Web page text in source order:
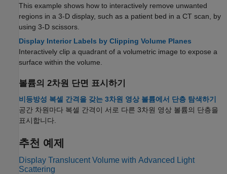
This example shows how to interactively remove unwanted
regions in a 3-D display, such as a patient bed in a CT scan, by
using 3-D scissors.
Display Interior Labels by Clipping Volume Planes
Interactively clip a quadrant of a volumetric image to expose a
surface within the volume.
볼륨의 2차원 단면 표시하기
비등방성 복셀 간격을 갖는 3차원 영상 볼륨에서 단층 탐색하기
공간 차원마다 복셀 간격이 서로 다른 3차원 영상 볼륨의 단층을
표시합니다.
추천 예제
Display Translucent Volume with Advanced Light
Scattering